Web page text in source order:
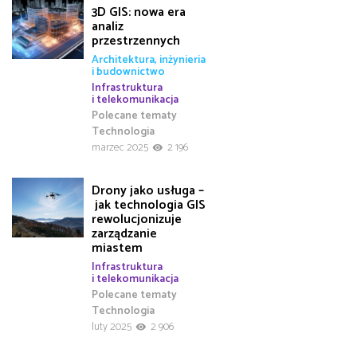
3D GIS: nowa era
analiz
przestrzennych
Architektura, inżynieria
i budownictwo
Infrastruktura
i telekomunikacja
Polecane tematy
Technologia
marzec 2025
2 196
Drony jako usługa –
jak technologia GIS
rewolucjonizuje
zarządzanie
miastem
Infrastruktura
i telekomunikacja
Polecane tematy
Technologia
luty 2025
2 906